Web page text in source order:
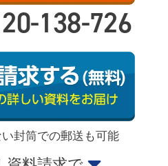
138-726
封筒での郵送も可能